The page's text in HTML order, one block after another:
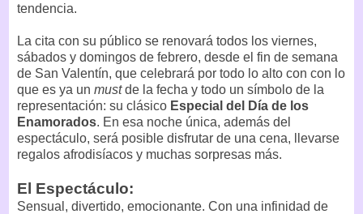
tendencia.
La cita con su público se renovará todos los viernes,
sábados y domingos de febrero, desde el fin de semana
de San Valentín, que celebrará por todo lo alto con con lo
que es ya un mustde la fecha y todo un símbolo de la
representación: su clásico Especial del Día de los
Enamorados. En esa noche única, además del
espectáculo, será posible disfrutar de una cena, llevarse
regalos afrodisíacos y muchas sorpresas más.
El Espectáculo:
Sensual, divertido, emocionante. Con una infinidad de